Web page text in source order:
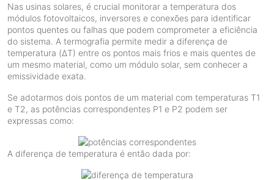
Nas usinas solares, é crucial monitorar a temperatura dos
módulos fotovoltaicos, inversores e conexões para identificar
pontos quentes ou falhas que podem comprometer a eficiência
do sistema. A termografia permite medir a diferença de
temperatura (ΔT) entre os pontos mais frios e mais quentes de
um mesmo material, como um módulo solar, sem conhecer a
emissividade exata.
Se adotarmos dois pontos de um material com temperaturas T1
e T2, as potências correspondentes P1 e P2 podem ser
expressas como:
A diferença de temperatura é então dada por: